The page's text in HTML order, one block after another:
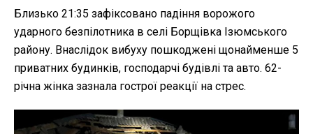
Близько 21:35 зафіксовано падіння ворожого
ударного безпілотника в селі Борщівка Ізюмського
району. Внаслідок вибуху пошкоджені щонайменше 5
приватних будинків, господарчі будівлі та авто. 62-
річна жінка зазнала гострої реакції на стрес.